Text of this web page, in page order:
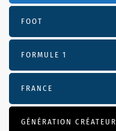
FOOT
FORMULE 1
FRANCE
GÉNÉRATION CRÉATEUR